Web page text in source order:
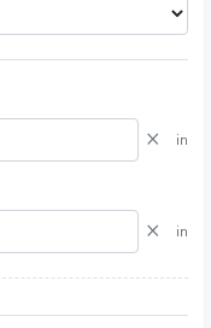
× in
× in